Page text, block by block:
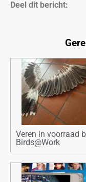
Deel dit bericht:
Veren in voorraad
Birds@Work